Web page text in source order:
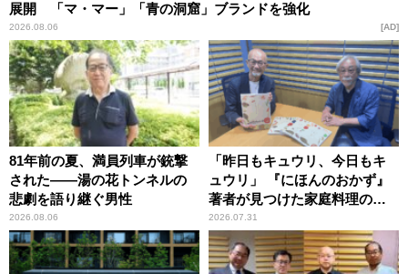
展開 「マ・マー」「青の洞窟」ブランドを強化
2026.08.06 AD
81年前の夏、満員列車が銃撃
された――湯の花トンネルの
悲劇を語り継ぐ男性
2026.08.06
「昨日もキュウリ、今日もキ
ュウリ」 『にほんのおかず』
著者が見つけた家庭料理の知
恵
2026.07.31